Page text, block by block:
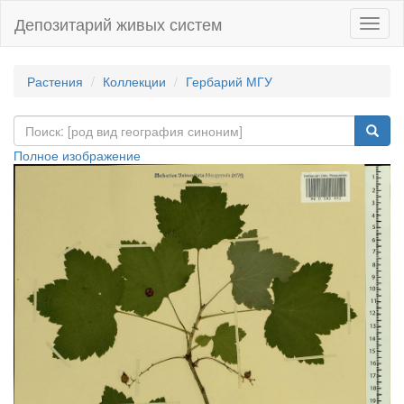
Депозитарий живых систем
Растения Коллекции Гербарий МГУ
Полное изображение